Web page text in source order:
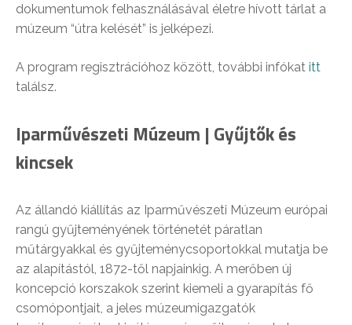
dokumentumok felhasználásával életre hívott tárlat a
múzeum “útra kelését” is jelképezi.
A program regisztrációhoz között, további infókat itt
találsz.
Iparművészeti Múzeum | Gyűjtők és
kincsek
Az állandó kiállítás az Iparművészeti Múzeum európai
rangú gyűjteményének történetét páratlan
műtárgyakkal és gyűjteménycsoportokkal mutatja be
az alapítástól, 1872-től napjainkig. A merőben új
koncepció korszakok szerint kiemeli a gyarapítás fő
csomópontjait, a jeles múzeumigazgatók